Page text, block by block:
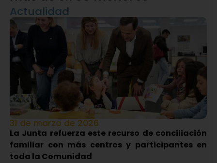
Actualidad
31 de marzo de 2026
La Junta refuerza este recurso de conciliación
familiar con más centros y participantes en
toda la Comunidad